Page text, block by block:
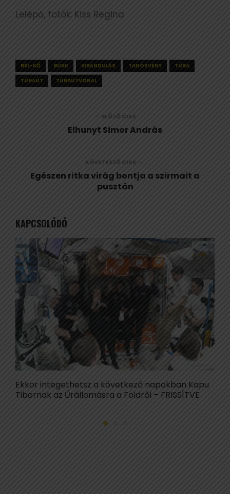
Lelépő, fotók: Kiss Regina
BÉL-KŐ BÜKK KIRÁNDULÁS TANÖSVÉNY
TÚRA
TÚRAÚT
TÚRAÚTVONAL
ELŐZŐ CIKK
Elhunyt Simor András
KÖVETKEZŐ CIKK
Egészen ritka virág bontja a szirmait a
pusztán
KAPCSOLÓDÓ
Ekkor integethetsz a következő napokban Kapu
Tibornak az Űrállomásra a Földről – FRISSÍTVE